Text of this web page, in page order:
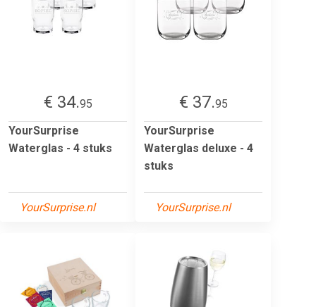
€ 34.95
YourSurprise
Waterglas - 4 stuks
YourSurprise.nl
€ 37.95
YourSurprise
Waterglas deluxe - 4
stuks
YourSurprise.nl